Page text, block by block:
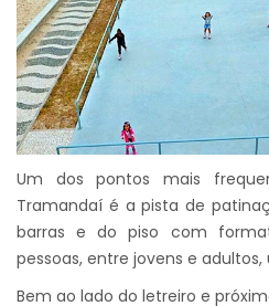
Um dos pontos mais
Tramandaí é a pista de
barras e do piso com
pessoas, entre jovens e
Bem ao lado do letreiro e